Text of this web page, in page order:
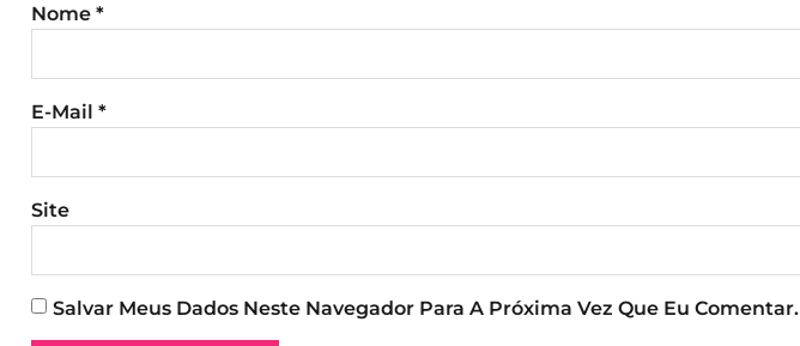
Nome *
E-Mail *
Site
Salvar Meus Dados Neste Navegador Para A Próxima Vez Que Eu Comentar.